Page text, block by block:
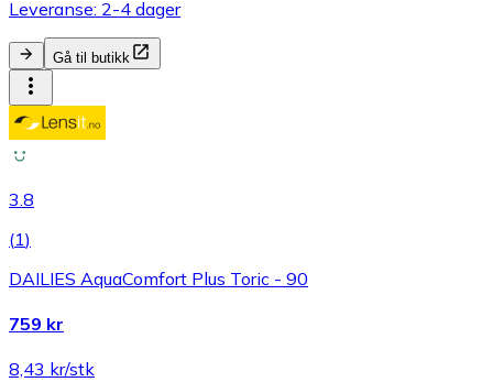
Leveranse: 2-4 dager
Gå til butikk
3.8
(1)
DAILIES AquaComfort Plus Toric - 90
759 kr
8,43 kr/stk